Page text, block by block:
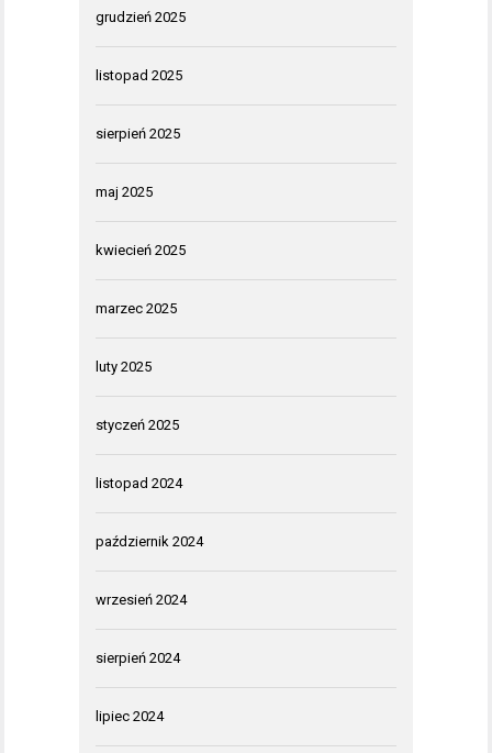
grudzień 2025
listopad 2025
sierpień 2025
maj 2025
kwiecień 2025
marzec 2025
luty 2025
styczeń 2025
listopad 2024
październik 2024
wrzesień 2024
sierpień 2024
lipiec 2024